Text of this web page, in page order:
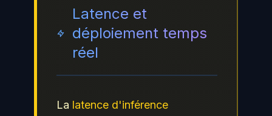
Latence et
déploiement temps
réel
La latence d'inférence